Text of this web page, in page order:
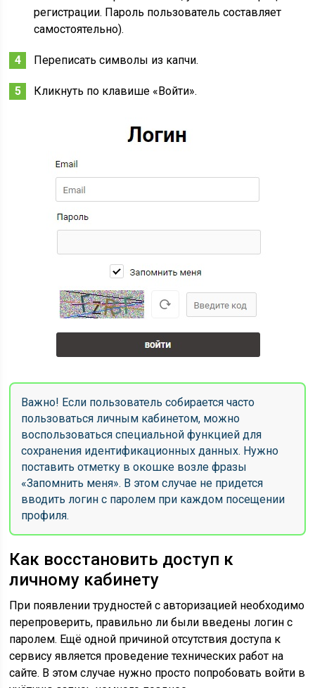
регистрации. Пароль пользователь составляет
самостоятельно).
Переписать символы из капчи.
Кликнуть по клавише «Войти».
Важно! Если пользователь собирается часто
пользоваться личным кабинетом, можно
воспользоваться специальной функцией для
сохранения идентификационных данных. Нужно
поставить отметку в окошке возле фразы
«Запомнить меня». В этом случае не придется
вводить логин с паролем при каждом посещении
профиля.
Как восстановить доступ к
личному кабинету
При появлении трудностей с авторизацией необходимо
перепроверить, правильно ли были введены логин с
паролем. Ещё одной причиной отсутствия доступа к
сервису является проведение технических работ на
сайте. В этом случае нужно просто попробовать войти в